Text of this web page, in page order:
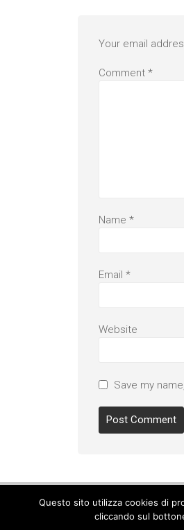
Your email
Comment *
Name *
Email *
Website
Save my
Questo sito utilizza cookies di
cliccando sul